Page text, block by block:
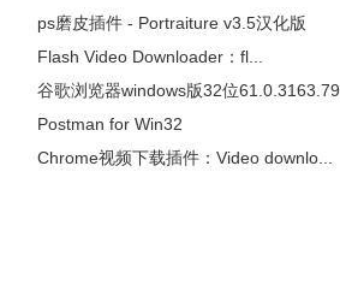
ps磨皮插件 - Portraiture v3.5汉化版
Flash Video Downloader：fl...
谷歌浏览器windows版32位61.0.3163.79
Postman for Win32
Chrome视频下载插件：Video downlo...